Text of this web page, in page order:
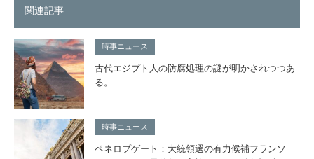
関連記事
時事ニュース
古代エジプト人の防腐処理の謎が明かされつつあ
る。
時事ニュース
ペネロプゲート：大統領選の有力候補フランソ